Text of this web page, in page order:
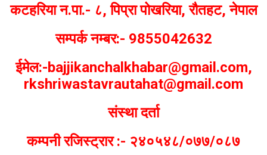
कटहरिया न.पा.- ८, पिप्रा पोखरिया, रौतहट, नेपाल
सम्पर्क नम्बर:- 9855042632
ईमेल:-bajjikanchalkhabar@gmail.com,
rkshriwastavrautahat@gmail.com
संस्था दर्ता
कम्पनी रजिस्ट्रार :- २४०५४८/०७७/०८७